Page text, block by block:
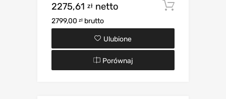
2275,61 zł netto
2799,00 zł brutto
Ulubione
Porównaj